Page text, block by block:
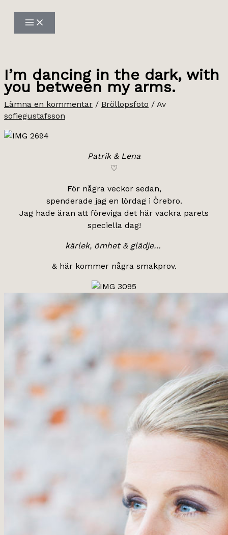
innehåll
I’m dancing in the dark, with
you between my arms.
Lämna en kommentar / Bröllopsfoto / Av
sofiegustafsson
Patrik & Lena
♡
För några veckor sedan,
spenderade jag en lördag i Örebro.
Jag hade äran att föreviga det här vackra parets
speciella dag!
kärlek, ömhet & glädje…
& här kommer några smakprov.